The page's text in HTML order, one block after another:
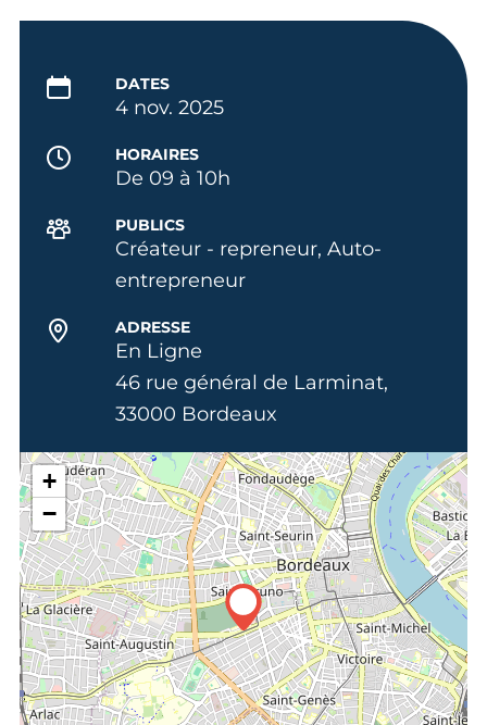
DATES
4 nov. 2025
HORAIRES
De 09 à 10h
PUBLICS
Créateur - repreneur, Auto-
entrepreneur
ADRESSE
En Ligne
46 rue général de Larminat,
33000 Bordeaux
+
−